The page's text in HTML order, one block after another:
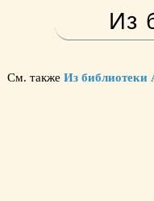
Из
См. также Из библиотеки